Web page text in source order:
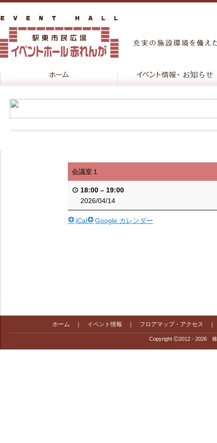
会議室１
18:00 – 19:00
2026/04/14
iCal Google カレンダー
ホーム イベント情報 フロアマップ・アクセス
Copyright Ⓒ2012 - 2026 株